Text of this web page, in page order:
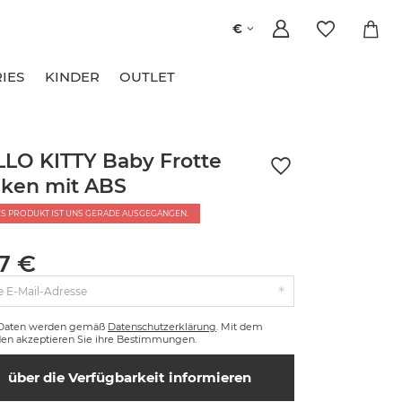
€
KINDER OUTLET
KITTY Baby Frotte
mit ABS
PRODUKT IST UNS GERADE AUSGEGANGEN.
€
E-Mail-Adresse
werden gemäß Datenschutzerklärung. Mit dem
akzeptieren Sie ihre Bestimmungen.
über die Verfügbarkeit informieren